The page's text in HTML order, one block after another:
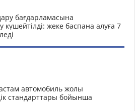
бағдарламасына
жеке баспана алуға 7
автомобиль жолы
стандарттары бойынша